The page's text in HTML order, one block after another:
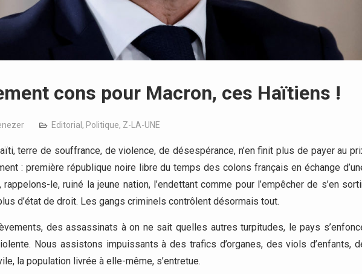
cons pour Macron, ces Haïtiens !
Editorial , Politique, Z-LA-UNE
terre de souffrance, de violence, de désespérance, n’en finit plus de payer au
: première république noire libre du temps des colons français en échange
le, ruiné la jeune nation, l’endettant comme pour l’empêcher de s’en
plus d’état de droit. Les gangs criminels contrôlent désormais tout.
des assassinats à on ne sait quelles autres turpitudes, le pays
Nous assistons impuissants à des trafics d’organes, des viols d’enfants,
la population livrée à elle-même, s’entretue.